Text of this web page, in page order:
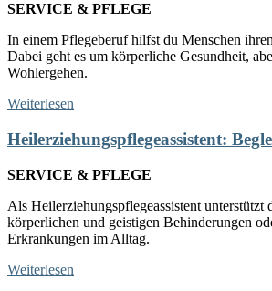
SERVICE & PFLEGE
In einem Pflegeberuf hilfst du Menschen
Dabei geht es um körperliche Gesundheit,
Wohlergehen.
Weiterlesen
Heilerziehungspflegeassistent:
SERVICE & PFLEGE
Als Heilerziehungspflegeassistent unterstützt
körperlichen und geistigen Behinderungen
Erkrankungen im Alltag.
Weiterlesen